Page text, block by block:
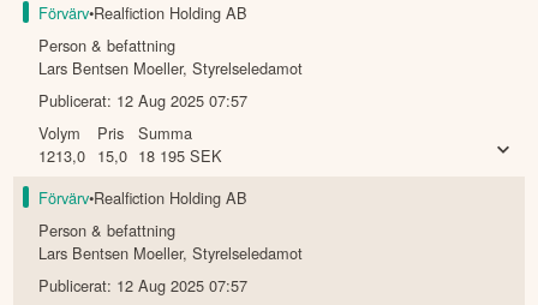
Förvärv•Realfiction Holding AB
Person & befattning
Lars Bentsen Moeller,Styrelseledamot
Publicerat: 12 Aug 2025 07:57
Volym
1213,0
Pris
15,0
Summa
18 195 SEK
Förvärv•Realfiction Holding AB
Person & befattning
Lars Bentsen Moeller,Styrelseledamot
Publicerat: 12 Aug 2025 07:57